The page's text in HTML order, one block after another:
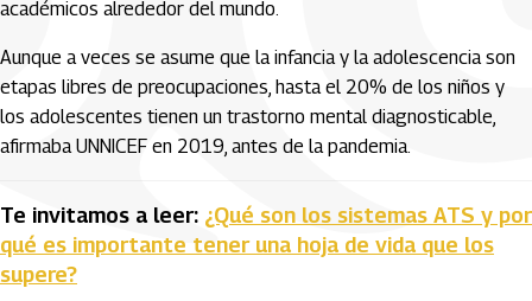
académicos alrededor del mundo.
Aunque a veces se asume que la infancia y la adolescencia son
etapas libres de preocupaciones, hasta el 20% de los niños y
los adolescentes tienen un trastorno mental diagnosticable,
afirmaba UNNICEF en 2019, antes de la pandemia.
Te invitamos a leer: ¿Qué son los sistemas ATS y por
qué es importante tener una hoja de vida que los
supere?